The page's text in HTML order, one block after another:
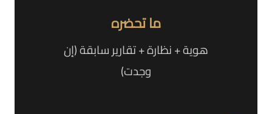
ما تحضره
هوية + نظارة + تقارير سابقة (إن
وجدت)